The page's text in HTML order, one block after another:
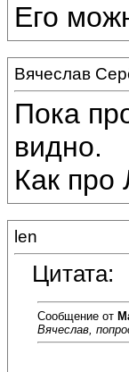
Его
Вячеслав
Пока
видно.
Как про
len
Цитата:
Сообщение от
Вячеслав,